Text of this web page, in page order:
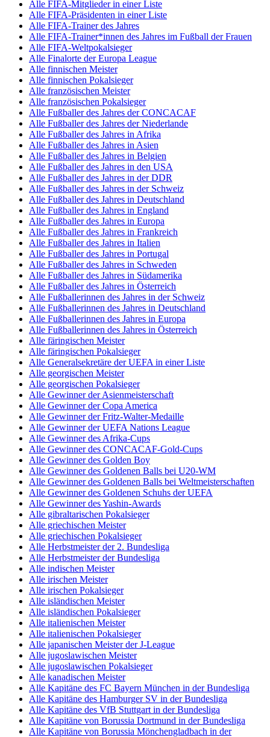
Alle FIFA-Mitglieder in einer Liste
Alle FIFA-Präsidenten in einer Liste
Alle FIFA-Trainer des Jahres
Alle FIFA-Trainer*innen des Jahres im Fußball der Frauen
Alle FIFA-Weltpokalsieger
Alle Finalorte der Europa League
Alle finnischen Meister
Alle finnischen Pokalsieger
Alle französischen Meister
Alle französischen Pokalsieger
Alle Fußballer des Jahres der CONCACAF
Alle Fußballer des Jahres der Niederlande
Alle Fußballer des Jahres in Afrika
Alle Fußballer des Jahres in Asien
Alle Fußballer des Jahres in Belgien
Alle Fußballer des Jahres in den USA
Alle Fußballer des Jahres in der DDR
Alle Fußballer des Jahres in der Schweiz
Alle Fußballer des Jahres in Deutschland
Alle Fußballer des Jahres in England
Alle Fußballer des Jahres in Europa
Alle Fußballer des Jahres in Frankreich
Alle Fußballer des Jahres in Italien
Alle Fußballer des Jahres in Portugal
Alle Fußballer des Jahres in Schweden
Alle Fußballer des Jahres in Südamerika
Alle Fußballer des Jahres in Österreich
Alle Fußballerinnen des Jahres in der Schweiz
Alle Fußballerinnen des Jahres in Deutschland
Alle Fußballerinnen des Jahres in Europa
Alle Fußballerinnen des Jahres in Österreich
Alle färingischen Meister
Alle färingischen Pokalsieger
Alle Generalsekretäre der UEFA in einer Liste
Alle georgischen Meister
Alle georgischen Pokalsieger
Alle Gewinner der Asienmeisterschaft
Alle Gewinner der Copa America
Alle Gewinner der Fritz-Walter-Medaille
Alle Gewinner der UEFA Nations League
Alle Gewinner des Afrika-Cups
Alle Gewinner des CONCACAF-Gold-Cups
Alle Gewinner des Golden Boy
Alle Gewinner des Goldenen Balls bei U20-WM
Alle Gewinner des Goldenen Balls bei Weltmeisterschaften
Alle Gewinner des Goldenen Schuhs der UEFA
Alle Gewinner des Yashin-Awards
Alle gibraltarischen Pokalsieger
Alle griechischen Meister
Alle griechischen Pokalsieger
Alle Herbstmeister der 2. Bundesliga
Alle Herbstmeister der Bundesliga
Alle indischen Meister
Alle irischen Meister
Alle irischen Pokalsieger
Alle isländischen Meister
Alle isländischen Pokalsieger
Alle italienischen Meister
Alle italienischen Pokalsieger
Alle japanischen Meister der J-League
Alle jugoslawischen Meister
Alle jugoslawischen Pokalsieger
Alle kanadischen Meister
Alle Kapitäne des FC Bayern München in der Bundesliga
Alle Kapitäne des Hamburger SV in der Bundesliga
Alle Kapitäne des VfB Stuttgart in der Bundesliga
Alle Kapitäne von Borussia Dortmund in der Bundesliga
Alle Kapitäne von Borussia Mönchengladbach in der